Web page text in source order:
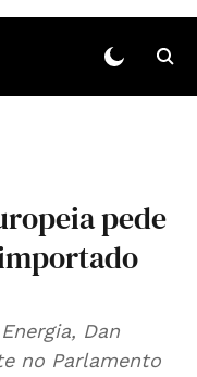
pede
Dan
no Parlamento